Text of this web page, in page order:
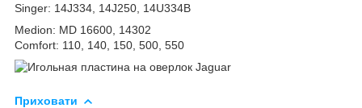
Singer: 14J334, 14J250, 14U334B
Medion: MD 16600, 14302
Comfort: 110, 140, 150, 500, 550
Приховати